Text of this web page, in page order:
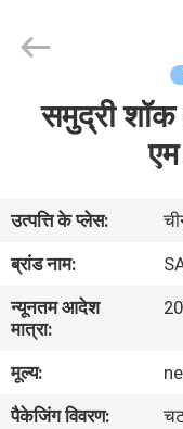
वीडियो
हमारे
बारे
में
Rights
समुद्री
उत्पत्ति के प्लेस:
ब्रांड नाम:
न्यूनतम आदेश
मात्रा:
मूल्य:
पैकेजिंग विवरण: